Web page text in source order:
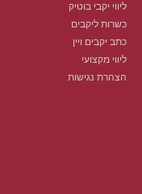
ליווי יקבי בוטיק
כשרות ליקבים
כתב יקבים ויין
ליווי מקצועי
הצהרת נגישות